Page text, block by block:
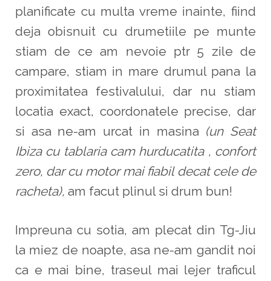
planificate cu multa vreme inainte, fiind
deja obisnuit cu drumetiile pe munte
stiam de ce am nevoie ptr 5 zile de
campare, stiam in mare drumul pana la
proximitatea festivalului, dar nu stiam
locatia exact, coordonatele precise, dar
si asa ne-am urcat in masina (un Seat
Ibiza cu tablaria cam hurducatita , confort
zero, dar cu motor mai fiabil decat cele de
racheta), am facut plinul si drum bun!
Impreuna cu sotia, am plecat din Tg-Jiu
la miez de noapte, asa ne-am gandit noi
ca e mai bine, traseul mai lejer traficul